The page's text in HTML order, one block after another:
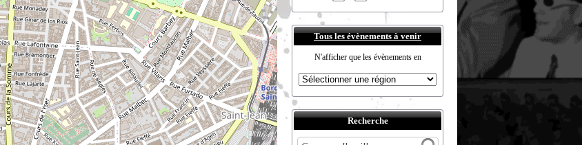
Tous les évènements à venir
N'afficher que les évènements en
Recherche